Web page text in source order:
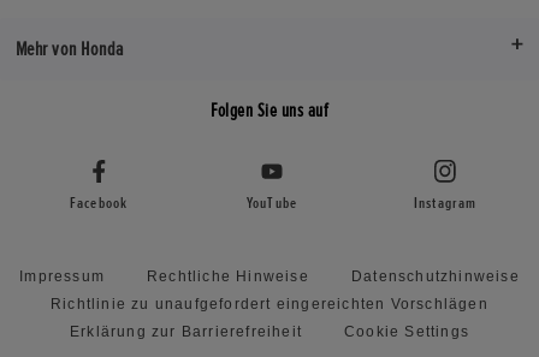
Mehr von Honda
Folgen Sie uns auf
Facebook YouTube Instagram
Impressum Rechtliche Hinweise
Datenschutzhinweise
Richtlinie zu unaufgefordert eingereichten Vorschlägen
Erklärung zur Barrierefreiheit
Cookie Settings